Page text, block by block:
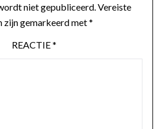
niet gepubliceerd. Vereiste
zijn gemarkeerd met*
REACTIE*